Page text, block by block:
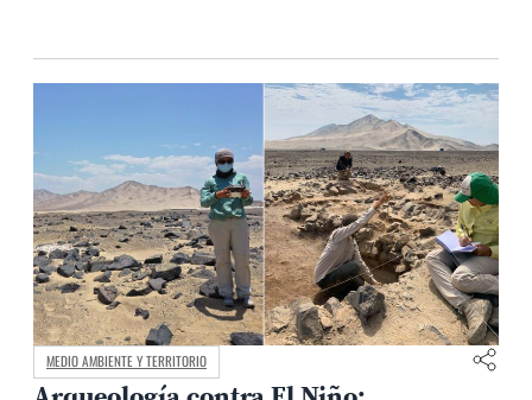
MEDIO AMBIENTE Y TERRITORIO